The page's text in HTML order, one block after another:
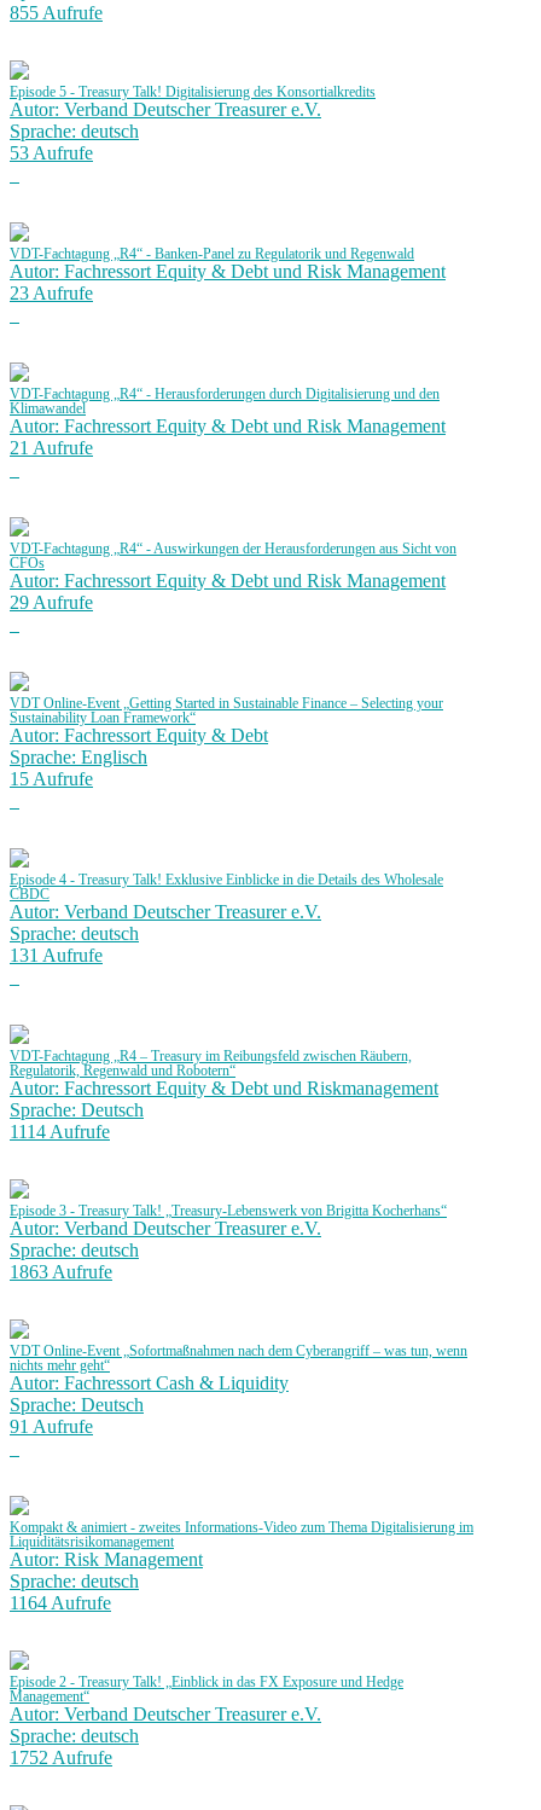
855 Aufrufe
Episode 5 - Treasury Talk! Digitalisierung des Konsortialkredits
Autor: Verband Deutscher Treasurer e.V.
Sprache: deutsch
53 Aufrufe
VDT-Fachtagung „R4“ - Banken-Panel zu Regulatorik und Regenwald
Autor: Fachressort Equity & Debt und Risk Management
23 Aufrufe
VDT-Fachtagung „R4“ - Herausforderungen durch Digitalisierung und den
Klimawandel
Autor: Fachressort Equity & Debt und Risk Management
21 Aufrufe
VDT-Fachtagung „R4“ - Auswirkungen der Herausforderungen aus Sicht von
CFOs
Autor: Fachressort Equity & Debt und Risk Management
29 Aufrufe
VDT Online-Event „Getting Started in Sustainable Finance – Selecting your
Sustainability Loan Framework“
Autor: Fachressort Equity & Debt
Sprache: Englisch
15 Aufrufe
Episode 4 - Treasury Talk! Exklusive Einblicke in die Details des Wholesale
CBDC
Autor: Verband Deutscher Treasurer e.V.
Sprache: deutsch
131 Aufrufe
VDT-Fachtagung „R4 – Treasury im Reibungsfeld zwischen Räubern,
Regulatorik, Regenwald und Robotern“
Autor: Fachressort Equity & Debt und Riskmanagement
Sprache: Deutsch
1114 Aufrufe
Episode 3 - Treasury Talk! „Treasury-Lebenswerk von Brigitta Kocherhans“
Autor: Verband Deutscher Treasurer e.V.
Sprache: deutsch
1863 Aufrufe
VDT Online-Event „Sofortmaßnahmen nach dem Cyberangriff – was tun, wenn
nichts mehr geht“
Autor: Fachressort Cash & Liquidity
Sprache: Deutsch
91 Aufrufe
Kompakt & animiert - zweites Informations-Video zum Thema Digitalisierung im
Liquiditätsrisikomanagement
Autor: Risk Management
Sprache: deutsch
1164 Aufrufe
Episode 2 - Treasury Talk! „Einblick in das FX Exposure und Hedge
Management“
Autor: Verband Deutscher Treasurer e.V.
Sprache: deutsch
1752 Aufrufe